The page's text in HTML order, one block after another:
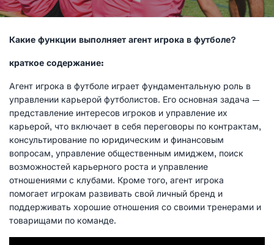
Какие функции выполняет агент игрока в футболе?
краткое содержание:
Агент игрока в футболе играет фундаментальную роль в
управлении карьерой футболистов. Его основная задача —
представление интересов игроков и управление их
карьерой, что включает в себя переговоры по контрактам,
консультирование по юридическим и финансовым
вопросам, управление общественным имиджем, поиск
возможностей карьерного роста и управление
отношениями с клубами. Кроме того, агент игрока
помогает игрокам развивать свой личный бренд и
поддерживать хорошие отношения со своими тренерами и
товарищами по команде.